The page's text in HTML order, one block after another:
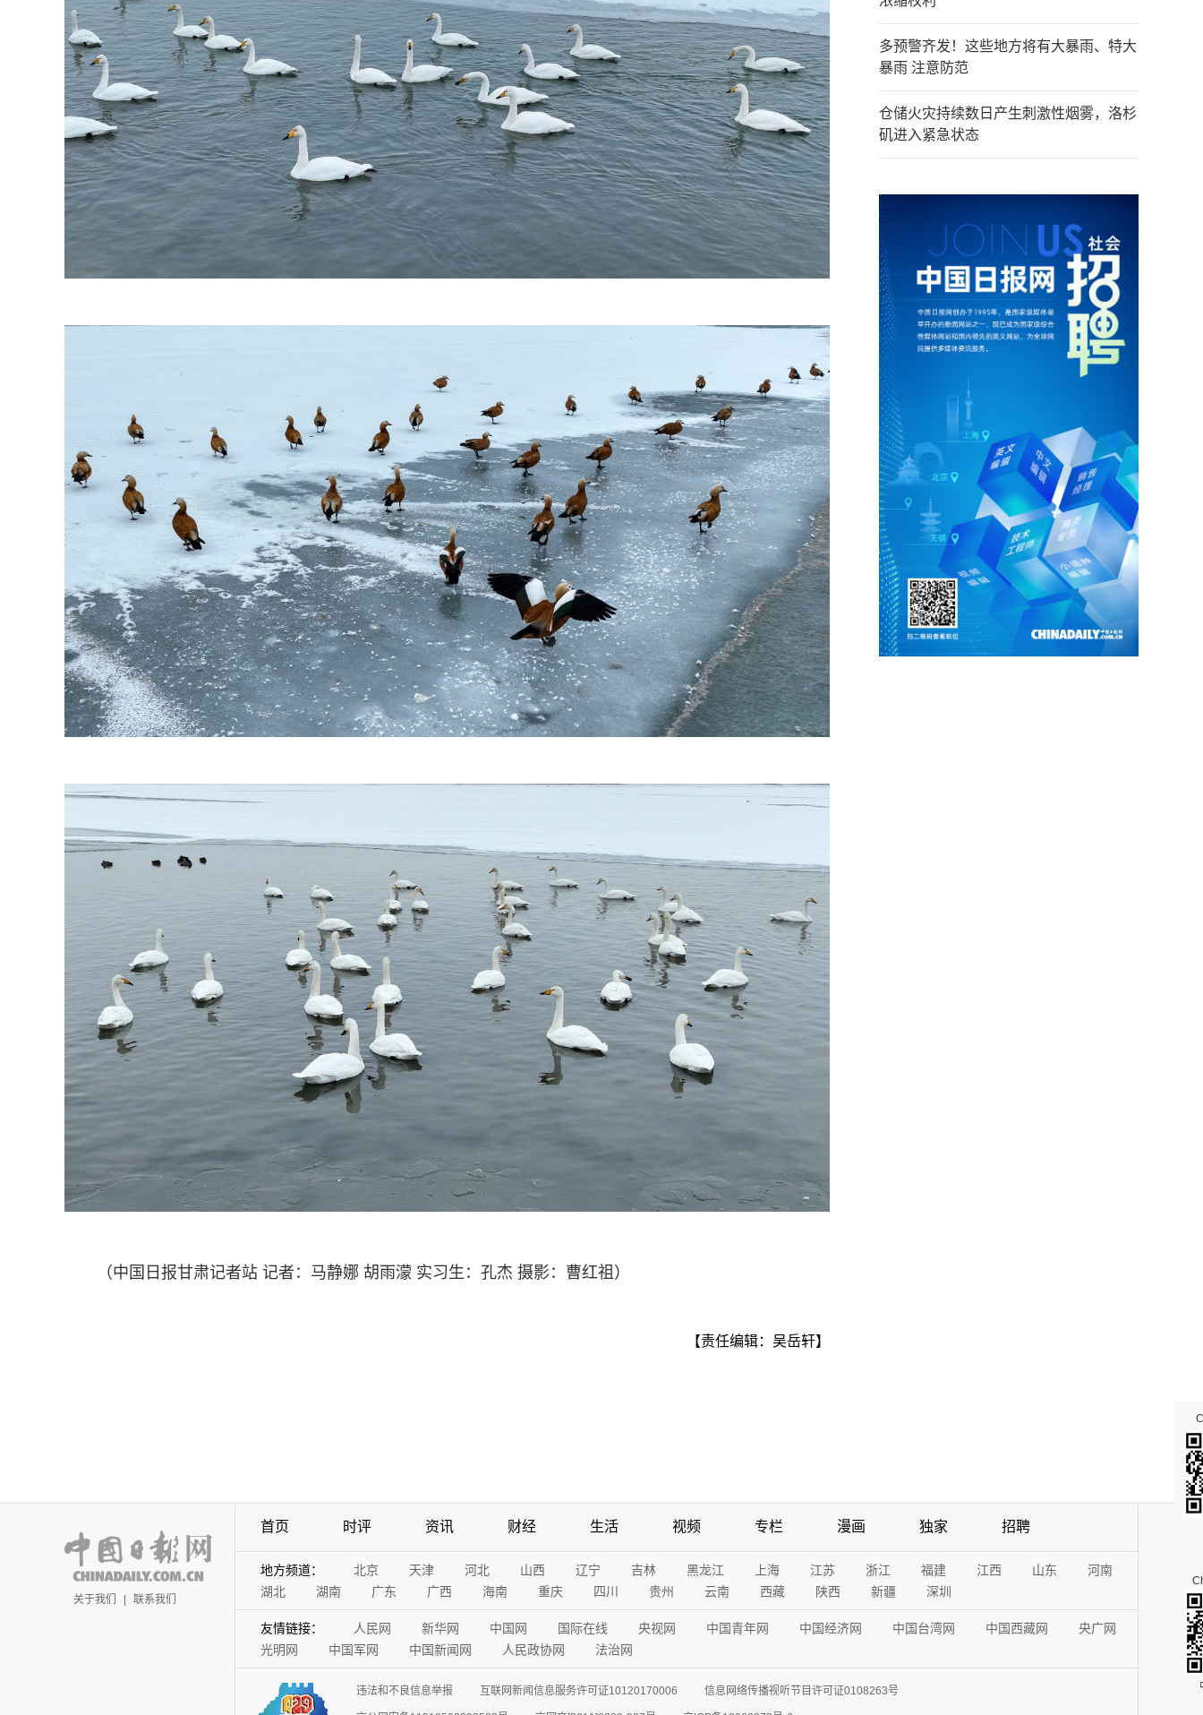
（中国日报甘肃记者站 记者：马静娜 胡雨濛 实习生：孔杰 摄影：曹红祖）
【责任编辑：吴岳轩】
多预警齐发！这些地方将有大暴雨、特大
暴雨 注意防范
仓储火灾持续数日产生刺激性烟雾，洛杉
矶进入紧急状态
关于我们 | 联系我们
首页 时评 资讯 财经 生活 视频 专栏 漫画 独家 招聘
地方频道： 北京 天津 河北 山西 辽宁 吉林 黑龙江 上海 江苏 浙江 福建 江西 山东
河南
湖北
湖南 广东 广西 海南 重庆 四川 贵州 云南 西藏 陕西 新疆 深圳
友情链接： 人民网 新华网 中国网 国际在线 央视网 中国青年网 中国经济网 中国台湾网 中国西藏网
央广网
光明网
中国军网 中国新闻网 人民政协网 法治网
违法和不良信息举报 互联网新闻信息服务许可证10120170006 信息网络传播视听节目许可证0108263号